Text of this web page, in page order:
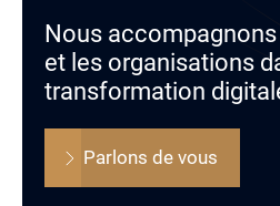
Nous
et les organisations
transformation
Parlons de vous